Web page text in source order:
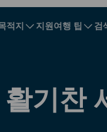
적지 지원여행 팁 검
불가리아
기찬